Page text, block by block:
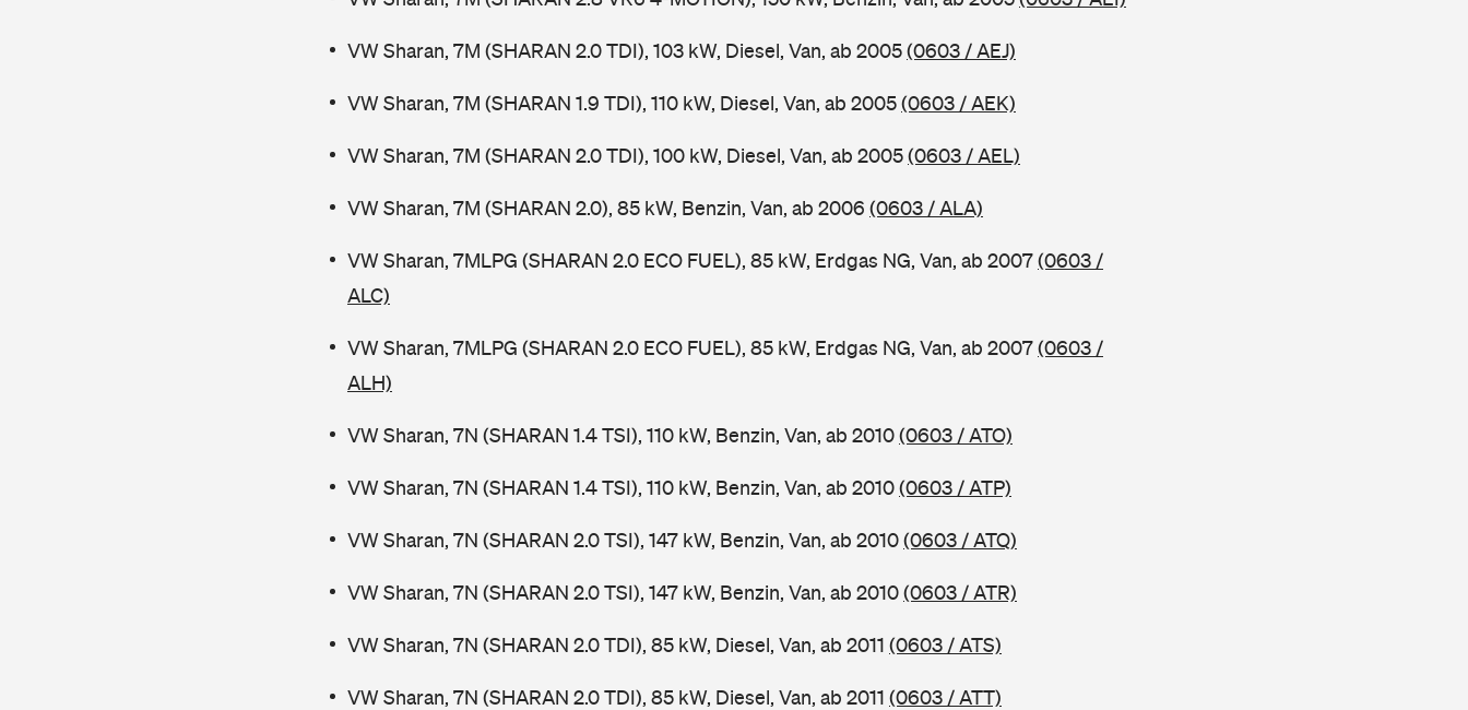
VW Sharan, 7M (SHARAN 2.0 TDI), 103 kW, Diesel, Van, ab 2005(0603 / AEJ)
VW Sharan, 7M (SHARAN 1.9 TDI), 110 kW, Diesel, Van, ab 2005(0603 / AEK)
VW Sharan, 7M (SHARAN 2.0 TDI), 100 kW, Diesel, Van, ab 2005(0603 / AEL)
VW Sharan, 7M (SHARAN 2.0), 85 kW, Benzin, Van, ab 2006 (0603 / ALA)
VW Sharan, 7MLPG (SHARAN 2.0 ECO FUEL), 85 kW, Erdgas NG, Van, ab 2007(0603 /
ALC)
VW Sharan, 7MLPG (SHARAN 2.0 ECO FUEL), 85 kW, Erdgas NG, Van, ab 2007(0603 /
ALH)
VW Sharan, 7N (SHARAN 1.4 TSI), 110 kW, Benzin, Van, ab 2010(0603 / ATO)
VW Sharan, 7N (SHARAN 1.4 TSI), 110 kW, Benzin, Van, ab 2010(0603 / ATP)
VW Sharan, 7N (SHARAN 2.0 TSI), 147 kW, Benzin, Van, ab 2010(0603 / ATQ)
VW Sharan, 7N (SHARAN 2.0 TSI), 147 kW, Benzin, Van, ab 2010(0603 / ATR)
VW Sharan, 7N (SHARAN 2.0 TDI), 85 kW, Diesel, Van, ab 2011 (0603 / ATS)
VW Sharan, 7N (SHARAN 2.0 TDI), 85 kW, Diesel, Van, ab 2011 (0603 / ATT)